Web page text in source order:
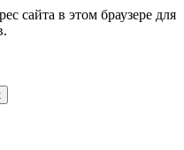
сайта в этом браузере для